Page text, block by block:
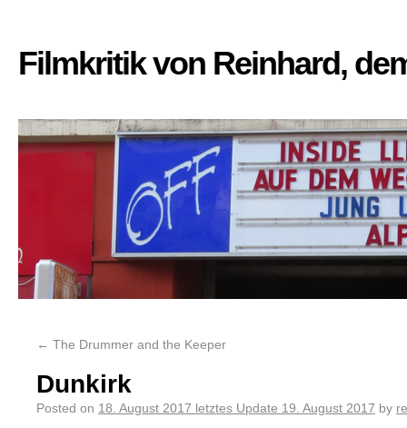
Filmkritik von Reinhard,
← The Drummer and the Keeper
Dunkirk
Posted on 18. August 2017 letztes Update 19. August 2017 by